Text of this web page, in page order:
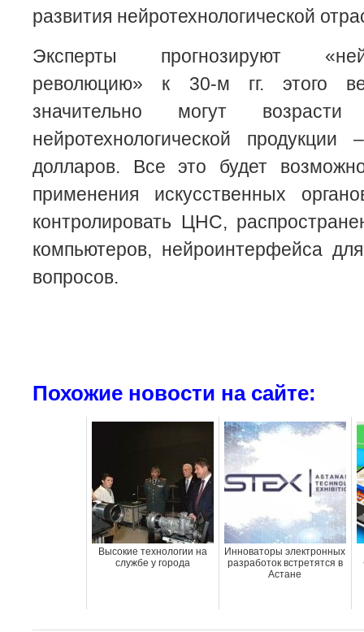
развития нейротехнологической
Эксперты прогнозируют
революцию» к 30-м гг. этого
значительно могут
нейротехнологической
долларов. Все это будет
применения искусственных
контролировать ЦНС,
компьютеров, нейроинтерфейса
вопросов.
Похожие новости на сайте:
Высокие технологии на
службе у города
Инноваторы электронных
разработок встретятся в
Астане